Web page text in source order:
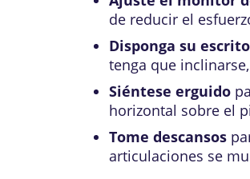
de reducir el
Disponga su
tenga que
Siéntese erguido
horizontal sobre el
Tome descansos
articulaciones se